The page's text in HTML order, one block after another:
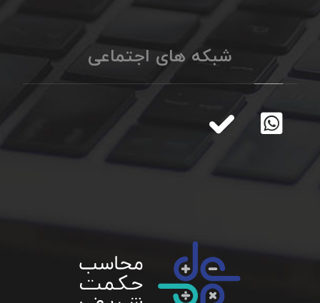
شبکه های اجتماعی